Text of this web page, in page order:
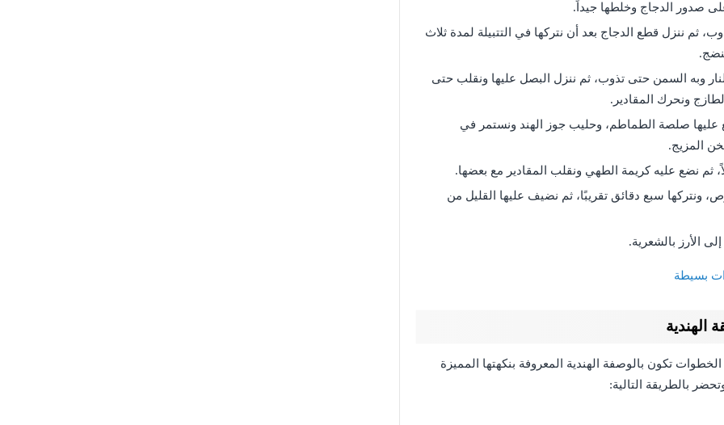
صدور الدجاج وخلطها جيداً.
ثم ننزل قطع الدجاج بعد أن نتركها في التتبيلة لمدة ثلاث
وبه السمن حتى تذوب، ثم ننزل البصل عليها ونقلب حتى
ونحرك المقادير.
عليها صلصة الطماطم، وحليب جوز الهند ونستمر في
المزيج.
ثم نضع عليه كريمة الطهي ونقلب المقادير مع بعضها.
ونتركها سبع دقائق تقريبًا، ثم نضيف عليها القليل من
الأرز بالشعرية.
بسيطة
الهندية
تكون بالوصفة الهندية المعروفة بنكهتها المميزة
بالطريقة التالية: